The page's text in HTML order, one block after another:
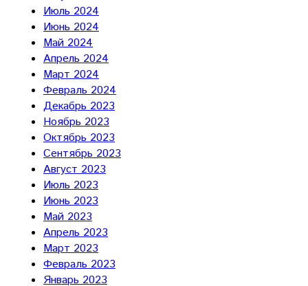
Июль 2024
Июнь 2024
Май 2024
Апрель 2024
Март 2024
Февраль 2024
Декабрь 2023
Ноябрь 2023
Октябрь 2023
Сентябрь 2023
Август 2023
Июль 2023
Июнь 2023
Май 2023
Апрель 2023
Март 2023
Февраль 2023
Январь 2023